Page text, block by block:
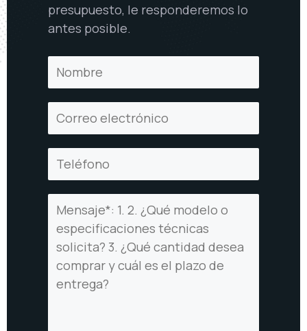
presupuesto, le responderemos lo
antes posible.